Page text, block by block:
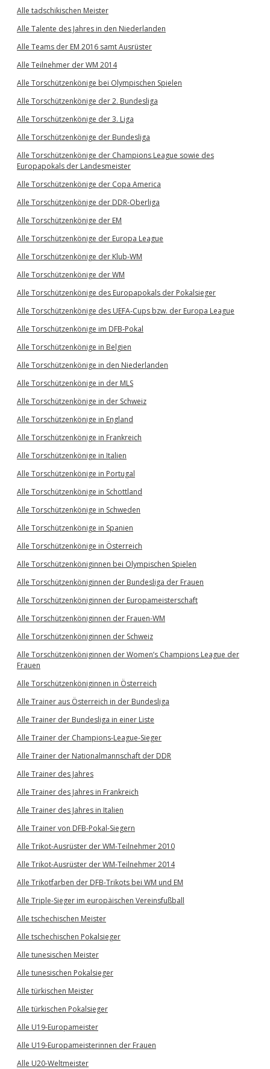
Alle tadschikischen Meister
Alle Talente des Jahres in den Niederlanden
Alle Teams der EM 2016 samt Ausrüster
Alle Teilnehmer der WM 2014
Alle Torschützenkönige bei Olympischen Spielen
Alle Torschützenkönige der 2. Bundesliga
Alle Torschützenkönige der 3. Liga
Alle Torschützenkönige der Bundesliga
Alle Torschützenkönige der Champions League sowie des
Europapokals der Landesmeister
Alle Torschützenkönige der Copa America
Alle Torschützenkönige der DDR-Oberliga
Alle Torschützenkönige der EM
Alle Torschützenkönige der Europa League
Alle Torschützenkönige der Klub-WM
Alle Torschützenkönige der WM
Alle Torschützenkönige des Europapokals der Pokalsieger
Alle Torschützenkönige des UEFA-Cups bzw. der Europa League
Alle Torschützenkönige im DFB-Pokal
Alle Torschützenkönige in Belgien
Alle Torschützenkönige in den Niederlanden
Alle Torschützenkönige in der MLS
Alle Torschützenkönige in der Schweiz
Alle Torschützenkönige in England
Alle Torschützenkönige in Frankreich
Alle Torschützenkönige in Italien
Alle Torschützenkönige in Portugal
Alle Torschützenkönige in Schottland
Alle Torschützenkönige in Schweden
Alle Torschützenkönige in Spanien
Alle Torschützenkönige in Österreich
Alle Torschützenköniginnen bei Olympischen Spielen
Alle Torschützenköniginnen der Bundesliga der Frauen
Alle Torschützenköniginnen der Europameisterschaft
Alle Torschützenköniginnen der Frauen-WM
Alle Torschützenköniginnen der Schweiz
Alle Torschützenköniginnen der Women’s Champions League der
Frauen
Alle Torschützenköniginnen in Österreich
Alle Trainer aus Österreich in der Bundesliga
Alle Trainer der Bundesliga in einer Liste
Alle Trainer der Champions-League-Sieger
Alle Trainer der Nationalmannschaft der DDR
Alle Trainer des Jahres
Alle Trainer des Jahres in Frankreich
Alle Trainer des Jahres in Italien
Alle Trainer von DFB-Pokal-Siegern
Alle Trikot-Ausrüster der WM-Teilnehmer 2010
Alle Trikot-Ausrüster der WM-Teilnehmer 2014
Alle Trikotfarben der DFB-Trikots bei WM und EM
Alle Triple-Sieger im europäischen Vereinsfußball
Alle tschechischen Meister
Alle tschechischen Pokalsieger
Alle tunesischen Meister
Alle tunesischen Pokalsieger
Alle türkischen Meister
Alle türkischen Pokalsieger
Alle U19-Europameister
Alle U19-Europameisterinnen der Frauen
Alle U20-Weltmeister